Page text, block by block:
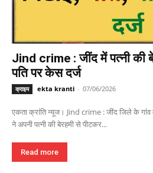
Jind crime : जींद में पत्नी की
पति पर केस दर्ज
क्राइम ekta kranti - 07/06/2026
एकता क्रांति न्यूज। Jind crime : जींद जिले के
ने अपनी पत्नी की बेरहमी से पीटकर...
Read more